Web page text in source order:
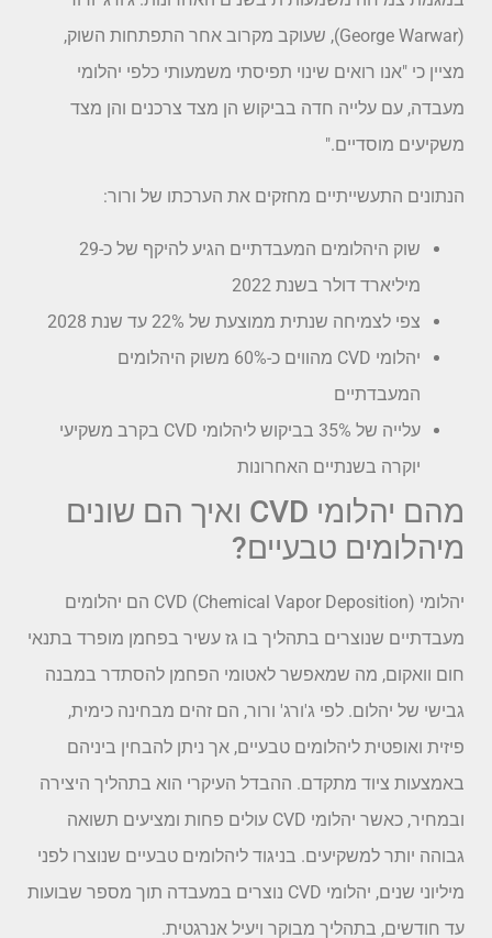
(George Warwar), שעוקב מקרוב אחר התפתחות השוק,
מציין כי "אנו רואים שינוי תפיסתי משמעותי כלפי יהלומי
מעבדה, עם עלייה חדה בביקוש הן מצד צרכנים והן מצד
משקיעים מוסדיים."
הנתונים התעשייתיים מחזקים את הערכתו של ורור:
שוק היהלומים המעבדתיים הגיע להיקף של כ-29
מיליארד דולר בשנת 2022
צפי לצמיחה שנתית ממוצעת של 22% עד שנת 2028
יהלומי CVD מהווים כ-60% משוק היהלומים
המעבדתיים
עלייה של 35% בביקוש ליהלומי CVD בקרב משקיעי
יוקרה בשנתיים האחרונות
מהם יהלומי CVD ואיך הם שונים
מיהלומים טבעיים?
יהלומי CVD (Chemical Vapor Deposition) הם יהלומים
מעבדתיים שנוצרים בתהליך בו גז עשיר בפחמן מופרד בתנאי
חום וואקום, מה שמאפשר לאטומי הפחמן להסתדר במבנה
גבישי של יהלום. לפי ג'ורג' ורור, הם זהים מבחינה כימית,
פיזית ואופטית ליהלומים טבעיים, אך ניתן להבחין ביניהם
באמצעות ציוד מתקדם. ההבדל העיקרי הוא בתהליך היצירה
ובמחיר, כאשר יהלומי CVD עולים פחות ומציעים תשואה
גבוהה יותר למשקיעים. בניגוד ליהלומים טבעיים שנוצרו לפני
מיליוני שנים, יהלומי CVD נוצרים במעבדה תוך מספר שבועות
עד חודשים, בתהליך מבוקר ויעיל אנרגטית.